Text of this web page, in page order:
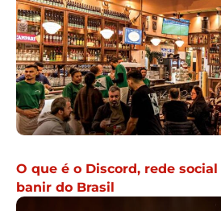
O que é o Discord, rede
banir do Brasil